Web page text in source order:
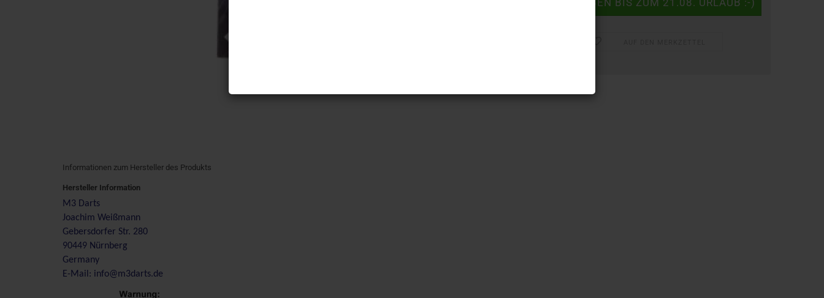
Informationen zum Hersteller des Produkts
Hersteller Information
M3 Darts
Joachim Weißmann
Gebersdorfer Str. 280
90449 Nürnberg
Germany
E-Mail: info@m3darts.de